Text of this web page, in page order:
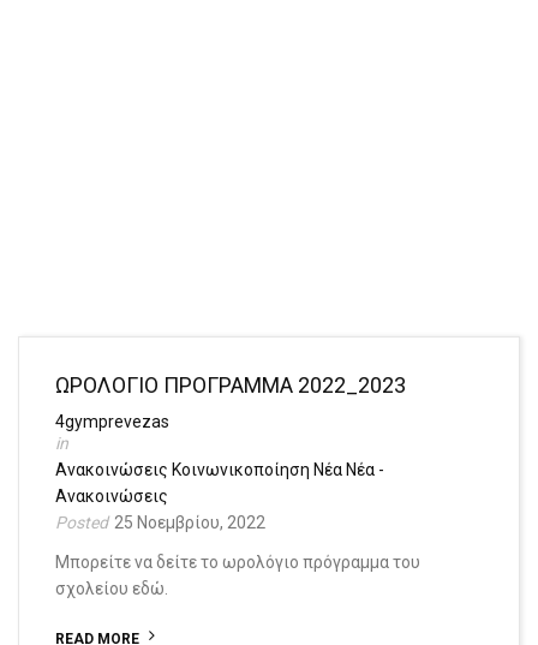
ΩΡΟΛΟΓΙΟ ΠΡΟΓΡΑΜΜΑ 2022_2023
4gymprevezas
Ανακοινώσεις Κοινωνικοποίηση Νέα Νέα -
Ανακοινώσεις
25 Νοεμβρίου, 2022
Μπορείτε να δείτε το ωρολόγιο πρόγραμμα του
σχολείου εδώ.
READ MORE